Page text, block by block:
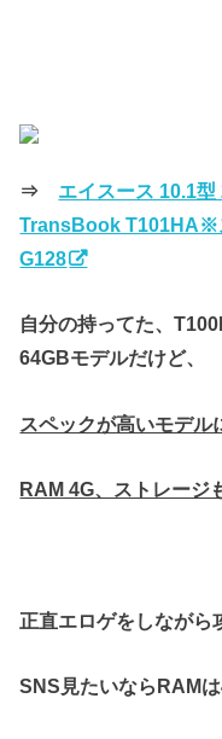
⇒ エイスース 10.1
TransBook T101HA※
G128
自分の持ってた、
64GBモデルだけど、
スペックが高いモデル
RAM 4G、ストレージ
正直エロゲをしながら
SNS見たいならRAM